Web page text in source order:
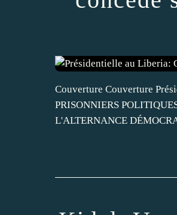
Couverture Couverture
PRISONNIERS
L'ALTERNANCE